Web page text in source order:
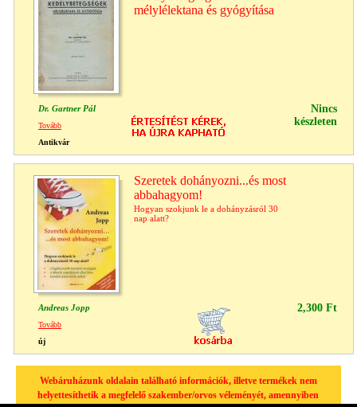
mélylélektana és gyógyítása
Dr. Gartner Pál
Nincs
készleten
Tovább
Antikvár
Szeretek dohányozni...és most
abbahagyom!
Hogyan szokjunk le a dohányzásról 30
nap alatt?
Andreas Jopp 2,300 Ft
Tovább
új
Webáruházunk oldalain található információk, illetve termékek nem
helyettesíthetik a megfelelő szakember/orvos véleményét, amennyiben